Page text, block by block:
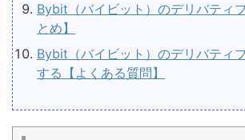
Bybit（バイビット）のデリバティ
とめ】
Bybit（バイビット）のデリバティ
する【よくある質問】